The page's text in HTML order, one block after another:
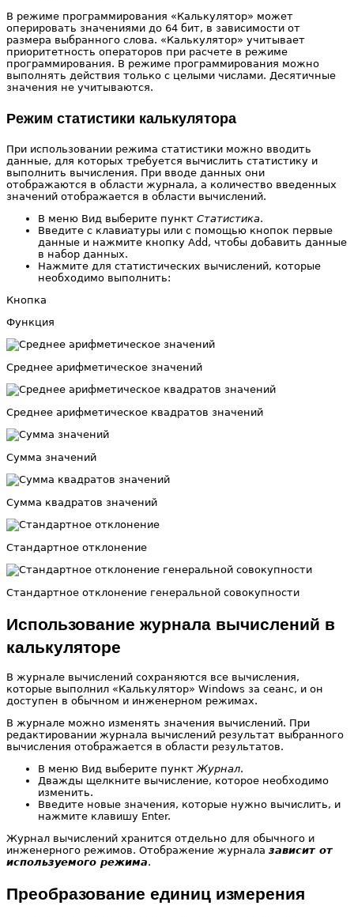
В режиме программирования «Калькулятор» может
оперировать значениями до 64 бит, в зависимости от
размера выбранного слова. «Калькулятор» учитывает
приоритетность операторов при расчете в режиме
программирования. В режиме программирования можно
выполнять действия только с целыми числами. Десятичные
значения не учитываются.
Режим статистики калькулятора
При использовании режима статистики можно вводить
данные, для которых требуется вычислить статистику и
выполнить вычисления. При вводе данных они
отображаются в области журнала, а количество введенных
значений отображается в области вычислений.
В меню Вид выберите пункт Статистика.
Введите с клавиатуры или с помощью кнопок первые
данные и нажмите кнопку Add, чтобы добавить данные
в набор данных.
Нажмите для статистических вычислений, которые
необходимо выполнить:
Кнопка
Функция
Среднее арифметическое значений
Среднее арифметическое квадратов значений
Сумма значений
Сумма квадратов значений
Стандартное отклонение
Стандартное отклонение генеральной совокупности
Использование журнала вычислений в
калькуляторе
В журнале вычислений сохраняются все вычисления,
которые выполнил «Калькулятор» Windows за сеанс, и он
доступен в обычном и инженерном режимах.
В журнале можно изменять значения вычислений. При
редактировании журнала вычислений результат выбранного
вычисления отображается в области результатов.
В меню Вид выберите пунктЖурнал.
Дважды щелкните вычисление, которое необходимо
изменить.
Введите новые значения, которые нужно вычислить, и
нажмите клавишу Enter.
Журнал вычислений хранится отдельно для обычного и
инженерного режимов. Отображение журнала зависит от
используемого режима.
Преобразование единиц измерения